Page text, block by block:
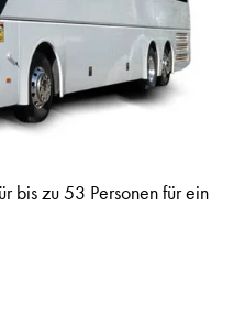
bis zu 53 Personen für ein